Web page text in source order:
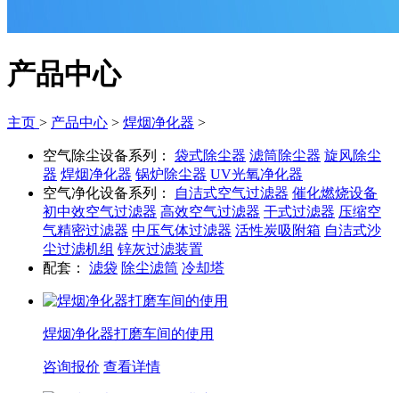
产品中心
主页 > 产品中心 > 焊烟净化器 >
空气除尘设备系列： 袋式除尘器 滤筒除尘器 旋风除尘
器 焊烟净化器 锅炉除尘器 UV光氧净化器
空气净化设备系列：
自洁式空气过滤器 催化燃烧设备
初中效空气过滤器 高效空气过滤器 干式过滤器 压缩空
气精密过滤器 中压气体过滤器 活性炭吸附箱 自洁式沙
尘过滤机组 锌灰过滤装置
配套： 滤袋 除尘滤筒 冷却塔
焊烟净化器打磨车间的使用
咨询报价 查看详情